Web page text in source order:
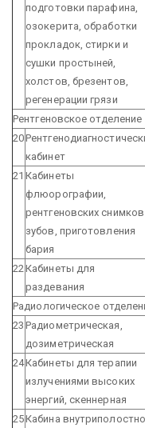
подготовки парафина,
озокерита, обработки
прокладок, стирки и
сушки простыней,
холстов, брезентов,
регенерации грязи
Рентгеновское отделение
20
кабинет
21 Кабинеты
флюорографии,
рентгеновских снимков
зубов, приготовления
бария
22 Кабинеты для
раздевания
Радиологическое
23 Радиометрическая,
дозиметрическая
24Кабинеты для терапии
излучениями высоких
энергий, скеннерная
25Кабина